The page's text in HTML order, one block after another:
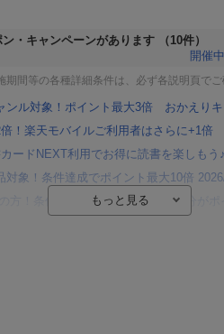
・キャンペーンがあります
（10件）
開催
間等の各種詳細条件は、必ず各説明頁でご
ンル対象！ポイント最大3倍 おかえり
！楽天モバイルご利用者はさらに+1倍
カードNEXT利用でお得に読書を楽しもう♪
対象！条件達成でポイント最大10倍
方！条件達成で楽天ブックス購入分がポ